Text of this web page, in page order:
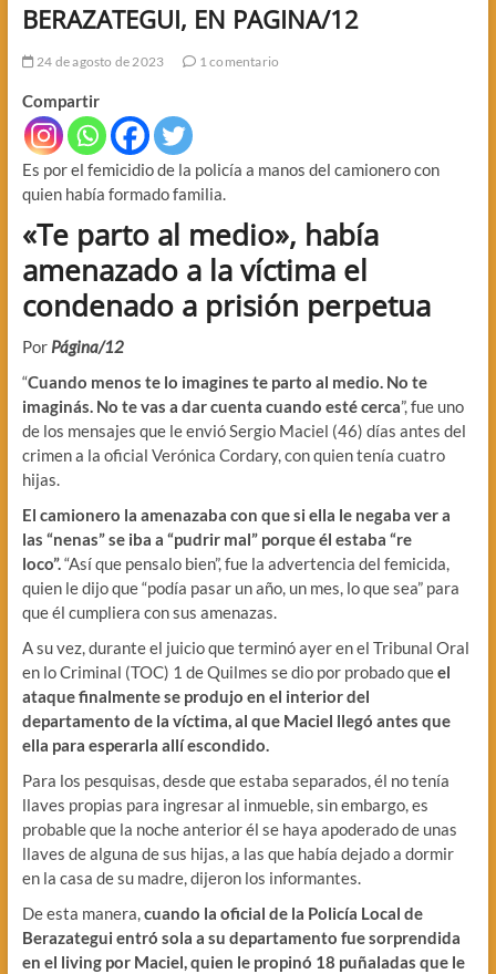
BERAZATEGUI, EN PAGINA/12
24 de agosto de 2023 1 comentario
Compartir
Es por el femicidio de la policía a manos del camionero con
quien había formado familia.
«Te parto al medio», había
amenazado a la víctima el
condenado a prisión perpetua
Por Página/12
“Cuando menos te lo imagines te parto al medio. No te
imaginás. No te vas a dar cuenta cuando esté cerca”, fue uno
de los mensajes que le envió Sergio Maciel (46) días antes del
crimen a la oficial Verónica Cordary, con quien tenía cuatro
hijas.
El camionero la amenazaba con que si ella le negaba ver a
las “nenas” se iba a “pudrir mal” porque él estaba “re
loco”.“Así que pensalo bien”, fue la advertencia del femicida,
quien le dijo que “podía pasar un año, un mes, lo que sea” para
que él cumpliera con sus amenazas.
A su vez, durante el juicio que terminó ayer en el Tribunal Oral
en lo Criminal (TOC) 1 de Quilmes se dio por probado queel
ataque finalmente se produjo en el interior del
departamento de la víctima, al que Maciel llegó antes que
ella para esperarla allí escondido.
Para los pesquisas, desde que estaba separados, él no tenía
llaves propias para ingresar al inmueble, sin embargo, es
probable que la noche anterior él se haya apoderado de unas
llaves de alguna de sus hijas, a las que había dejado a dormir
en la casa de su madre, dijeron los informantes.
De esta manera,cuando la oficial de la Policía Local de
Berazategui entró sola a su departamento fue sorprendida
en el living por Maciel, quien le propinó 18 puñaladas que le